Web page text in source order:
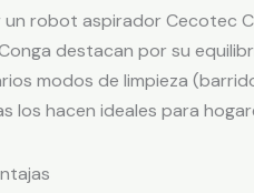
un robot aspirador Cecotec
destacan por su
modos de limpieza
los hacen ideales para